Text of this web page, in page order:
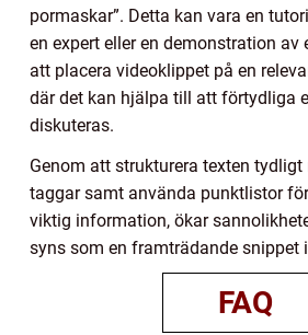
pormaskar”. Detta kan vara en
en expert eller en demonstration av
att placera videoklippet på en
där det kan hjälpa till att förtydliga
diskuteras.
Genom att strukturera texten
taggar samt använda punktlistor
viktig information, ökar
syns som en framträdande snippet
FAQ